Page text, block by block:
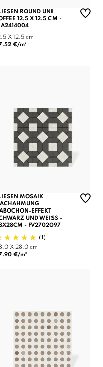
ROUND UNI
12.5 X 12.5 CM -
X 12.5 cm
€/m²
MOSAIK
EFFEKT
UND WEISS - 2
- FV2702097
(1)
X 28.0 cm
€/m²